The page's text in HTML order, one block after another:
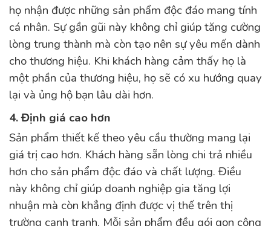
họ nhận được những sản phẩm độc đáo mang tính
cá nhân. Sự gần gũi này không chỉ giúp tăng cường
lòng trung thành mà còn tạo nên sự yêu mến dành
cho thương hiệu. Khi khách hàng cảm thấy họ là
một phần của thương hiệu, họ sẽ có xu hướng quay
lại và ủng hộ bạn lâu dài hơn.
4. Định giá cao hơn
Sản phẩm thiết kế theo yêu cầu thường mang lại
giá trị cao hơn. Khách hàng sẵn lòng chi trả nhiều
hơn cho sản phẩm độc đáo và chất lượng. Điều
này không chỉ giúp doanh nghiệp gia tăng lợi
nhuận mà còn khẳng định được vị thế trên thị
trường cạnh tranh. Mỗi sản phẩm đều gói gọn công